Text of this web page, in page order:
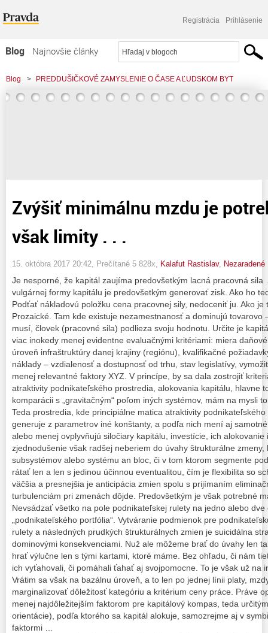
Registrácia Prihlásenie
Blog
Najnovšie články
Najčítanejšie články
Najkomentovanejšie články
Blog > PREDDUŠIČKOVÉ ZAMYSLENIE O ČASE A ĽUDSKOM BYT
> Zvýšiť minimálnu mzdu je potrebné, kde sú však limity . . .
Zvýšiť minimálnu mzdu je
však limity . . .
15. októbra 2017 20:42 , Prečítané 5 828x, Kalafut Rastislav, Nezaradené
Je nesporné, že kapitál zaujíma predovšetkým lacná pracovná
vulgárnej formy kapitálu je predovšetkým generovať zisk. Ako ho
Podťať nákladovú položku cena pracovnej sily, nedoceniť ju. Ako
Prozaické. Tam kde existuje nezamestnanosť a dominujú tovarovo
musí, človek (pracovné sila) podlieza svoju hodnotu. Určite je
viac inokedy menej evidentne evaluačnými kritériami: miera
úroveň infraštruktúry danej krajiny (regiónu), kvalifikačné
náklady – vzdialenosť a dostupnosť od trhu, stav legislatívy,
menej relevantné faktory XYZ. V princípe, by sa dala zostrojiť
atraktivity podnikateľského prostredia, alokovania kapitálu, hlavne
komparácii s „gravitačným“ poľom iných systémov, mám na mysli
Teda prostredia, kde principiálne matica atraktivity
generuje z parametrov iné konštanty, a podľa nich mení aj
alebo menej ovplyvňujú siločiary kapitálu, investície, ich
zjednodušenie však radšej neberiem do úvahy štrukturálne
subsystémov alebo systému an bloc, či v tom ktorom segmente
rátať len a len s jedinou účinnou eventualitou, čím je flexibilita so
väčšia a presnejšia je anticipácia zmien spolu s prijímaním
turbulenciám pri zmenách dôjde. Predovšetkým je však potrebné
Nevsádzať všetko na pole podnikateľskej rulety na jedno alebo
„podnikateľského portfólia“. Vytváranie podmienok pre
rulety a následných prudkých štrukturálnych zmien je suicidálna
dominovými konsekvenciami. Nuž ale môžeme brať do úvahy len
hrať výlučne len s tými kartami, ktoré máme. Bez ohľadu, či nám
ich vyťahovali, či pomáhali ťahať aj svojpomocne. To je však už na
Vrátim sa však na bazálnu úroveň, a to len po jednej línii platy,
marginalizovať dôležitosť kategóriu a kritérium ceny práce. Práve
menej najdôležitejším faktorom pre kapitálový kompas, teda
orientácie), podľa ktorého sa kapitál alokuje, samozrejme aj v
faktormi …